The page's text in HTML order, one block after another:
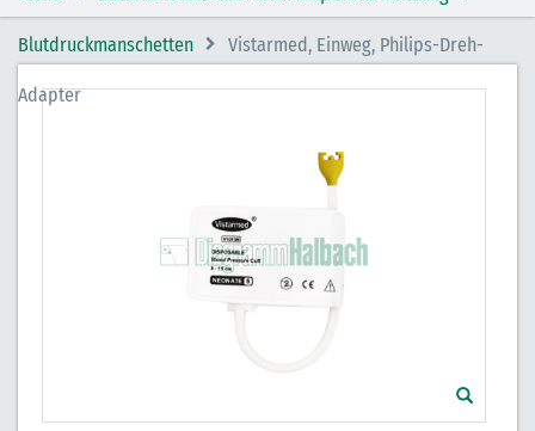
Blutdruckmanschetten Vistarmed, Einweg, Philips-Dreh-
Adapter